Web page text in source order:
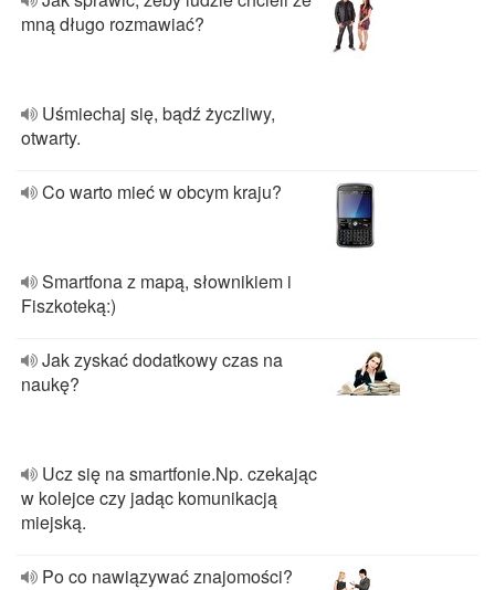
mną długo rozmawiać?
Uśmiechaj się, bądź życzliwy,
otwarty.
Co warto mieć w obcym kraju?
Smartfona z mapą, słownikiem i
Fiszkoteką:)
Jak zyskać dodatkowy czas na
naukę?
Ucz się na smartfonie.Np. czekając
w kolejce czy jadąc komunikacją
miejską.
Po co nawiązywać znajomości?